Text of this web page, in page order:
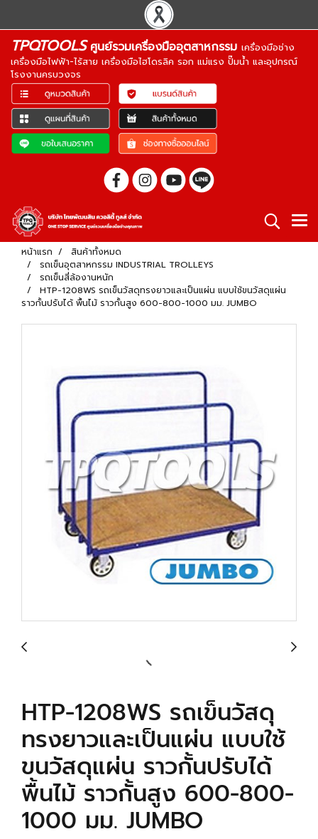
TPQTOOLSศูนย์รวมเครื่องมืออุตสาหกรรม เครื่องมือช่าง
เครื่องมือไฟฟ้า-ไร้สาย เครื่องมือไฮโดรลิค รอก แม่แรง ปั๊มน้ำ และอุปกรณ์
โรงงานครบวงจร
หน้าแรก
สินค้าทั้งหมด
รถเข็นอุตสาหกรรม INDUSTRIAL TROLLEYS
รถเข็นสี่ล้องานหนัก
HTP-1208WS รถเข็นวัสดุทรงยาวและเป็นแผ่น แบบใช้ขนวัสดุแผ่น
ราวกั้นปรับได้ พื้นไม้ ราวกั้นสูง 600-800-1000 มม. JUMBO
HTP-1208WS รถเข็นวัสดุ
ทรงยาวและเป็นแผ่น แบบใช้
ขนวัสดุแผ่น ราวกั้นปรับได้
พื้นไม้ ราวกั้นสูง 600-800-
1000 มม. JUMBO